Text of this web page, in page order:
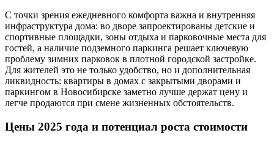
С точки зрения ежедневного комфорта важна и внутренняя
инфраструктура дома: во дворе запроектированы детские и
спортивные площадки, зоны отдыха и парковочные места для
гостей, а наличие подземного паркинга решает ключевую
проблему зимних парковок в плотной городской застройке.
Для жителей это не только удобство, но и дополнительная
ликвидность: квартиры в домах с закрытыми дворами и
паркингом в Новосибирске заметно лучше держат цену и
легче продаются при смене жизненных обстоятельств.
Цены 2025 года и потенциал роста стоимости